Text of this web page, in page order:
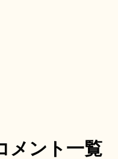
メント一覧